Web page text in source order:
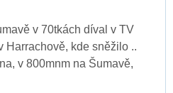
v 70tkách díval v TV
Harrachově, kde sněžilo ..
v 800mnm na Šumavě,